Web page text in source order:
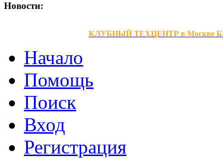
Новости:
КЛУБНЫЙ ТЕХЦЕНТР в Москве
Начало
Помощь
Поиск
Вход
Регистрация